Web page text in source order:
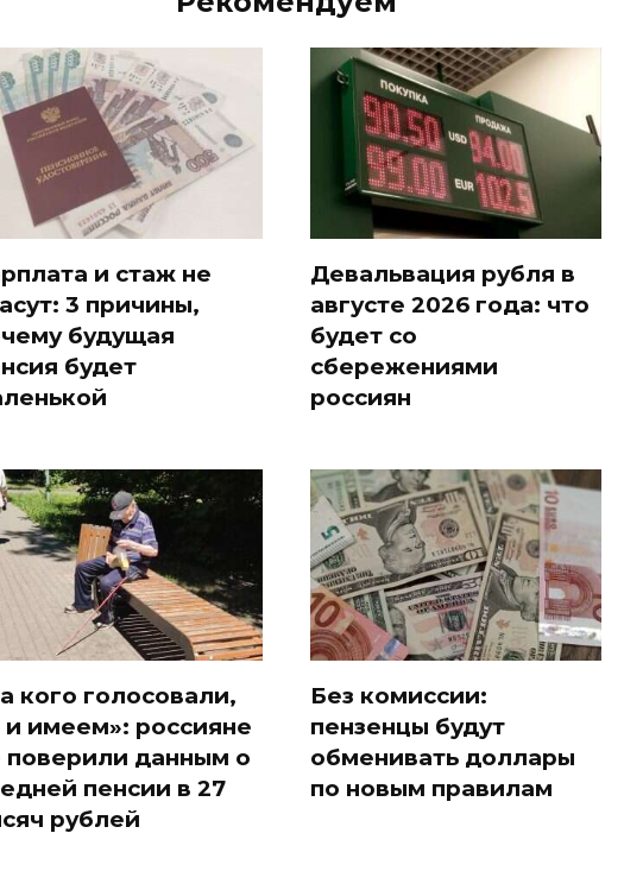
и стаж не
3 причины,
будущая
будет
Девальвация рубля в
августе 2026 года: что
будет со
сбережениями
россиян
кого голосовали,
и имеем»: россияне
поверили данным о
пенсии в 27
рублей
Без комиссии:
пензенцы будут
обменивать доллары
по новым правилам